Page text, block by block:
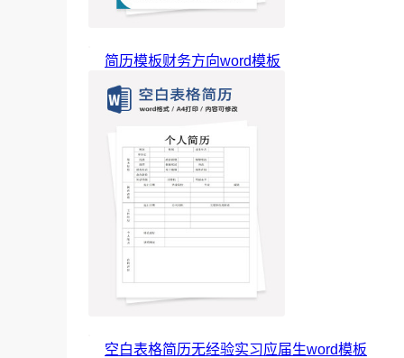
简历模板财务方向word模板
空白表格简历无经验实习应届生word模板